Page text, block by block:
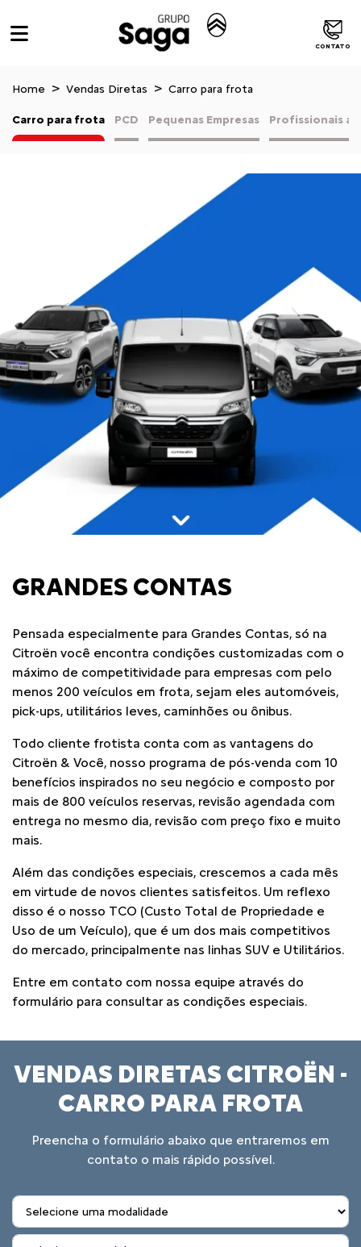
CONTATO
Home Vendas Diretas Carro para frota
PCD Pequenas Empresas Profissionais
Carro para frota
GRANDES CONTAS
Pensada especialmente para Grandes Contas, só na
Citroën você encontra condições customizadas com o
máximo de competitividade para empresas com pelo
menos 200 veículos em frota, sejam eles automóveis,
pick-ups, utilitários leves, caminhões ou ônibus.
Todo cliente frotista conta com as vantagens do
Citroën & Você, nosso programa de pós-venda com 10
benefícios inspirados no seu negócio e composto por
mais de 800 veículos reservas, revisão agendada com
entrega no mesmo dia, revisão com preço fixo e muito
mais.
Além das condições especiais, crescemos a cada mês
em virtude de novos clientes satisfeitos. Um reflexo
disso é o nosso TCO (Custo Total de Propriedade e
Uso de um Veículo), que é um dos mais competitivos
do mercado, principalmente nas linhas SUV e Utilitários.
Entre em contato com nossa equipe através do
formulário para consultar as condições especiais.
VENDAS DIRETAS CITROËN -
CARRO PARA FROTA
Preencha o formulário abaixo que entraremos em
contato o mais rápido possível.